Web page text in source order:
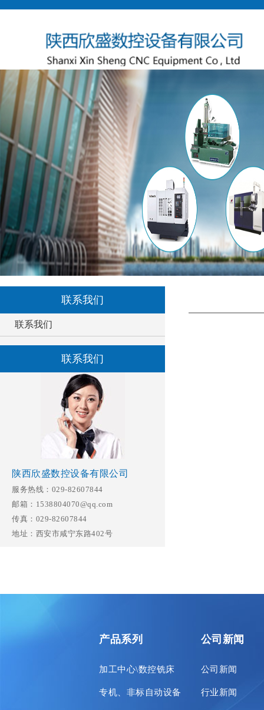
联系我们
联系我们
联系我们
陕西欣盛数控设备有限公司
服务热线：029-82607844
邮箱：1538804070@qq.com
传真：029-82607844
地址：西安市咸宁东路402号
产品系列
加工中心\数控铣床
专机、非标自动设备
公司新闻
公司新闻
行业新闻